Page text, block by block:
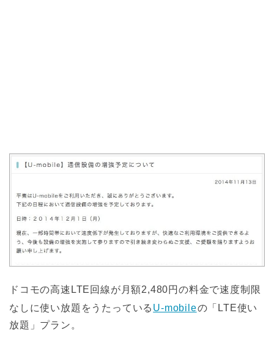
ドコモの高速LTE回線が月額2,480円の料金で速度制限
なしに使い放題をうたっている U-mobileの「LTE使い
放題」プラン。